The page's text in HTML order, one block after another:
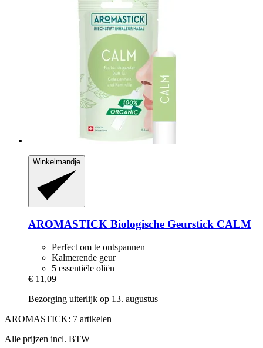
Winkelmandje
AROMASTICK Biologische Geurstick CALM
Perfect om te ontspannen
Kalmerende geur
5 essentiële oliën
€ 11,09
Bezorging uiterlijk op 13. augustus
AROMASTICK: 7 artikelen
Alle prijzen incl. BTW